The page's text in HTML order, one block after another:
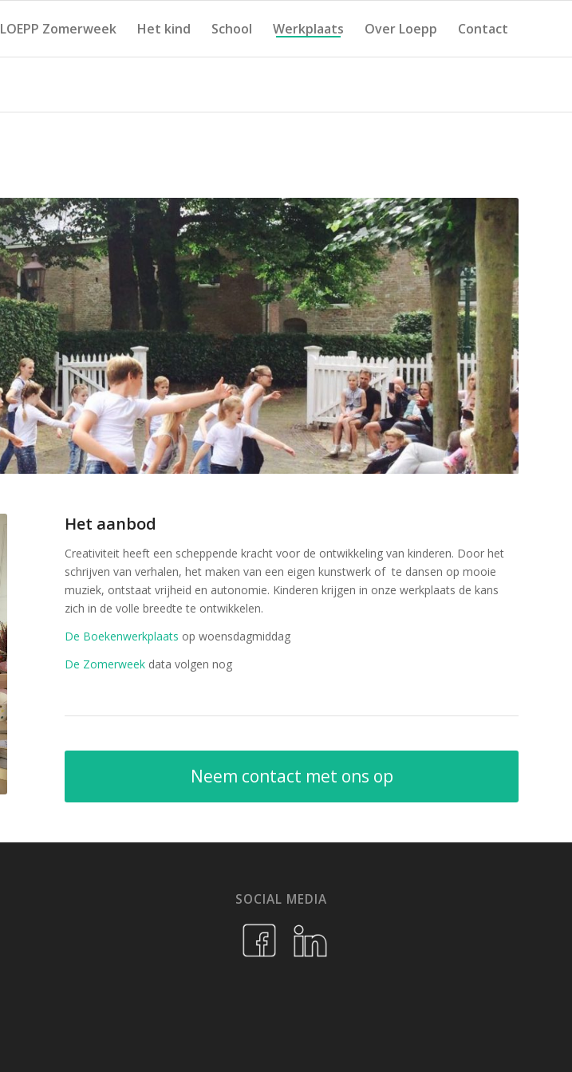
LOEPP Zomerweek Het kind School Werkplaats Over Loepp Contact
Het aanbod
Creativiteit heeft een scheppende kracht voor de ontwikkeling van kinderen. Door het
schrijven van verhalen, het maken van een eigen kunstwerk of te dansen op mooie
muziek, ontstaat vrijheid en autonomie. Kinderen krijgen in onze werkplaats de kans
zich in de volle breedte te ontwikkelen.
De Boekenwerkplaats op woensdagmiddag
De Zomerweek data volgen nog
Neem contact met ons op
SOCIAL MEDIA